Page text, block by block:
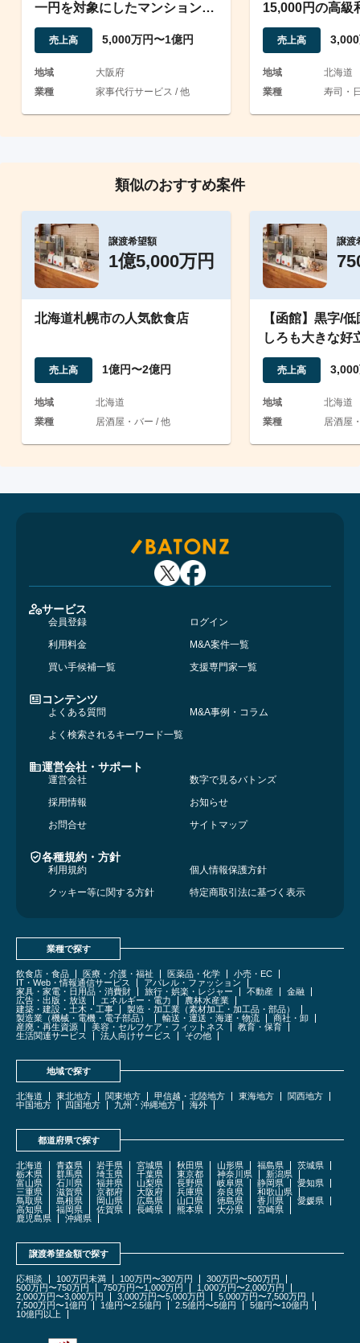
一円を対象にしたマンション等
清掃業
売上高 5,000万円〜1億円
地域
大阪府
業種
家事代行サービス / 他
15,000円の高級
渡
売上高
地域
北海道
業種
寿司・
類似のおすすめ案件
譲渡希望額
1億5,000万円
北海道札幌市の人気飲食店
売上高 1億円〜2億円
地域
北海道
業種
居酒屋・バー / 他
譲渡
【函館】黒字/
しろも大きな好
売上高
地域
北海道
業種
居酒屋
サービス
会員登録
ログイン
利用料金
M&A案件一覧
買い手候補一覧
支援専門家一覧
コンテンツ
よくある質問
M&A事例・コラム
よく検索されるキーワード一覧
運営会社・サポート
運営会社
数字で見るバトンズ
採用情報
お知らせ
お問合せ
サイトマップ
各種規約・方針
利用規約
個人情報保護方針
クッキー等に関する方針
特定商取引法に基づく表示
業種で探す
飲食店・食品 医療・介護・福祉 医薬品・化学
小売・EC
IT・Web・情報通信サービス
アパレル・ファッション
家具・家電・日用品・消費財
旅行・娯楽・レジャー 不動産
金融
広告・出版・放送
エネルギー・電力
農林水産業
建築・建設・土木・工事
製造・加工業（素材加工・加工品・部品）
製造業（機械・電機・電子部品）
輸送・運送・海運・物流
商社・卸
産廃・再生資源
美容・セルフケア・フィットネス
教育・保育
生活関連サービス
法人向けサービス その他
地域で探す
北海道 東北地方 関東地方 甲信越・北陸地方 東海地方
関西地方
中国地方
四国地方 九州・沖縄地方 海外
都道府県で探す
北海道 青森県 岩手県 宮城県 秋田県 山形県 福島県
茨城県
栃木県
群馬県 埼玉県 千葉県 東京都 神奈川県
新潟県
富山県
石川県 福井県 山梨県 長野県 岐阜県 静岡県
愛知県
三重県
滋賀県 京都府 大阪府 兵庫県 奈良県
和歌山県
鳥取県
島根県 岡山県 広島県 山口県 徳島県 香川県
愛媛県
高知県
福岡県 佐賀県 長崎県 熊本県 大分県
宮崎県
鹿児島県
沖縄県
譲渡希望金額で探す
応相談 100万円未満 100万円〜300万円
300万円〜500万円
500万円〜750万円
750万円〜1,000万円
1,000万円〜2,000万円
2,000万円〜3,000万円
3,000万円〜5,000万円
5,000万円〜7,500万円
7,500万円〜1億円
1億円〜2.5億円 2.5億円〜5億円
5億円〜10億円
10億円以上